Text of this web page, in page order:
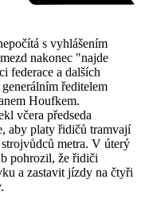
s vyhlášením
nakonec "najde
federace a dalších
ředitelem
Houfkem.
včera předseda
aby platy řidičů tramvají
metra. V úterý
pohrozil, že řidiči
a zastavit jízdy na čtyři